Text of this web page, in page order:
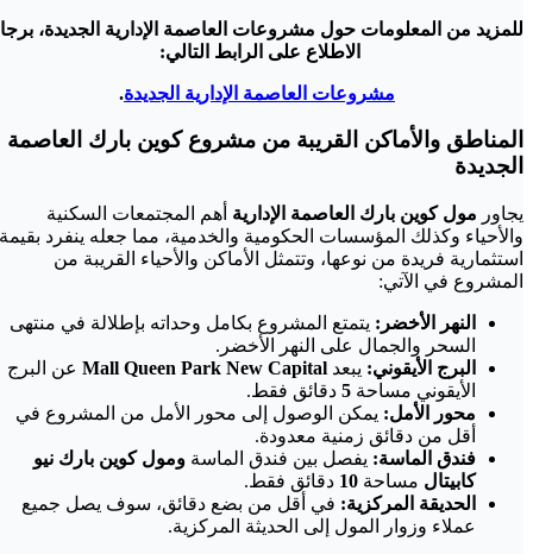
للمزيد من المعلومات حول مشروعات العاصمة الإدارية الجديدة، برجاء
الاطلاع على الرابط التالي:
مشروعات العاصمة الإدارية الجديدة.
المناطق والأماكن القريبة من مشروع كوين بارك العاصمة
الجديدة
يجاور مول كوين بارك العاصمة الإداريةأهم المجتمعات السكنية
والأحياء وكذلك المؤسسات الحكومية والخدمية، مما جعله ينفرد بقيمة
استثمارية فريدة من نوعها، وتتمثل الأماكن والأحياء القريبة من
المشروع في الآتي:
النهر الأخضر: يتمتع المشروع بكامل وحداته بإطلالة في منتهى
السحر والجمال على النهر الأخضر.
البرج الأيقوني:يبعدMall Queen Park New Capital عن البرج
الأيقوني مساحة5 دقائق فقط.
محور الأمل:يمكن الوصول إلى محور الأمل من المشروع في
أقل من دقائق زمنية معدودة.
فندق الماسة:يفصل بين فندق الماسةومول كوين بارك نيو
كابيتال مساحة10 دقائق فقط.
الحديقة المركزية:في أقل من بضع دقائق، سوف يصل جميع
عملاء وزوار المول إلى الحديثة المركزية.